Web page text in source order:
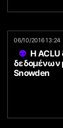
06/10/2016 13:24
Η ACLU
δεδομένων
Snowden